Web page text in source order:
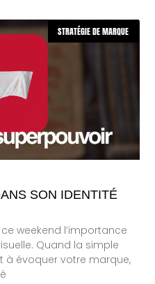
STRATÉGIE DE MARQUE
SON IDENTITÉ
weekend l’importance
Quand la simple
à évoquer votre marque,